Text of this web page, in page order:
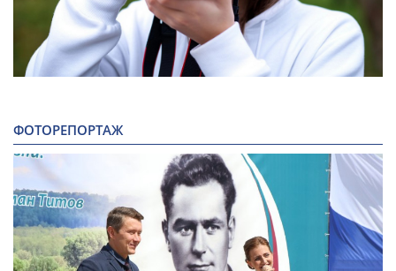
ФОТОРЕПОРТАЖ